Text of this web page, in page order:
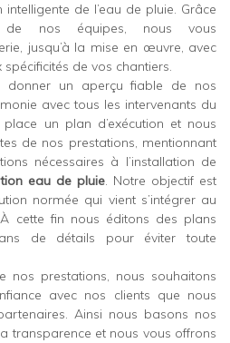
de l’eau de pluie. Grâce
de nos équipes, nous vous
jusqu’à la mise en œuvre, avec
de vos chantiers.
donner un aperçu fiable de nos
avec tous les intervenants du
un plan d’exécution et nous
de nos prestations, mentionnant
nécessaires à l’installation de
eau de pluie. Notre objectif est
normée qui vient s’intégrer au
cette fin nous éditons des plans
de détails pour éviter toute
nos prestations, nous souhaitons
avec nos clients que nous
Ainsi nous basons nos
transparence et nous vous offrons